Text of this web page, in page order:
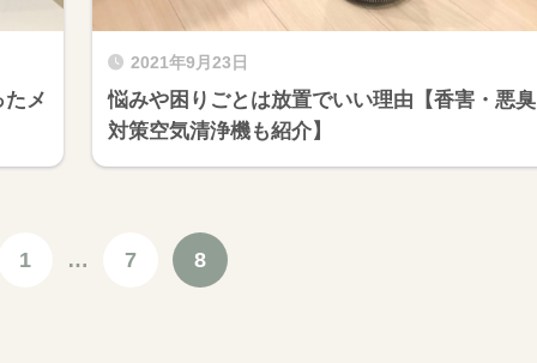
メ
2021年9月23日
悩みや困りごとは放置でいい理由【香害・悪臭
対策空気清浄機も紹介】
1 … 7 8